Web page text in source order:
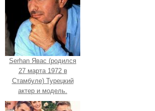
Serhan Явас (родился
27 марта 1972 в
Стамбуле) Турецкий
актер и модель.